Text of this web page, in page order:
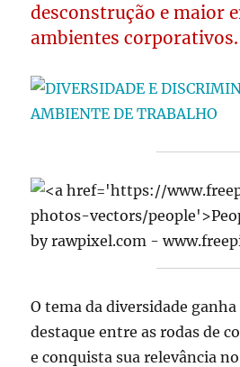
desconstrução e maior
ambientes corporativos.
O tema da diversidade ganha
destaque entre as rodas de
e conquista sua relevância